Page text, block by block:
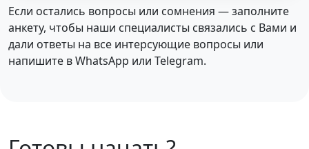
Если остались вопросы или сомнения — заполните
анкету, чтобы наши специалисты связались с Вами и
дали ответы на все интерсующие вопросы или
напишите в WhatsApp или Telegram.